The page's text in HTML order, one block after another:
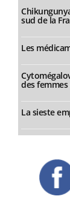
sud de la
Les
des
La sieste